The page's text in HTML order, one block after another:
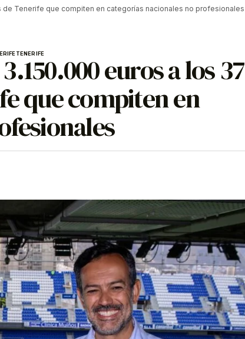
Tenerife que compiten en categorías nacionales no profesionales
TENERIFE euros a los 37
que compiten en